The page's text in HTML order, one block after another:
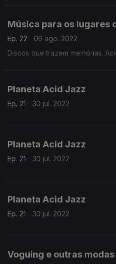
Música para os lugares
Ep. 22
06 ago. 2022
Discos que trazem memórias.
Planeta Acid Jazz
Ep. 21 30 jul. 2022
Planeta Acid Jazz
Ep. 21 30 jul. 2022
Planeta Acid Jazz
Ep. 21 30 jul. 2022
Voguing e outras modas